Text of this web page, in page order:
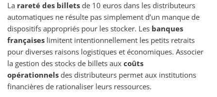
La rareté des billets de 10 euros dans les distributeurs
automatiques ne résulte pas simplement d’un manque de
dispositifs appropriés pour les stocker. Les banques
françaises limitent intentionnellement les petits retraits
pour diverses raisons logistiques et économiques. Associer
la gestion des stocks de billets aux coûts
opérationnels des distributeurs permet aux institutions
financières de rationaliser leurs ressources.